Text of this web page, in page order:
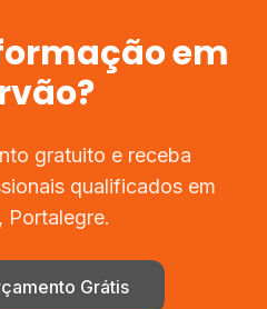
em
?
gratuito e receba
qualificados em
, Portalegre.
Grátis